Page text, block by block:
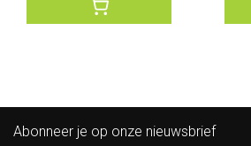
Abonneer je op onze nieuwsbrief